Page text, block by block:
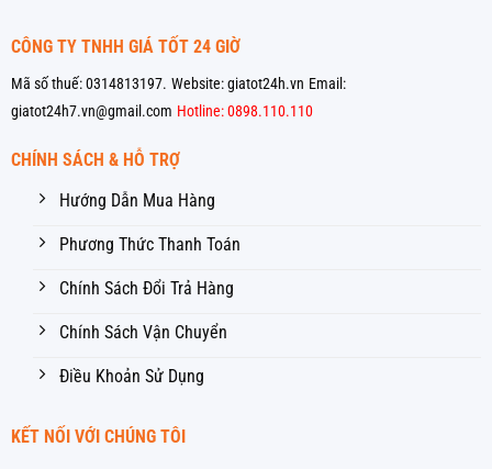
CÔNG TY TNHH GIÁ TỐT 24 GIỜ
Mã số thuế: 0314813197. Website: giatot24h.vn Email:
giatot24h7.vn@gmail.com Hotline: 0898.110.110
CHÍNH SÁCH & HỖ TRỢ
Hướng Dẫn Mua Hàng
Phương Thức Thanh Toán
Chính Sách Đổi Trả Hàng
Chính Sách Vận Chuyển
Điều Khoản Sử Dụng
KẾT NỐI VỚI CHÚNG TÔI